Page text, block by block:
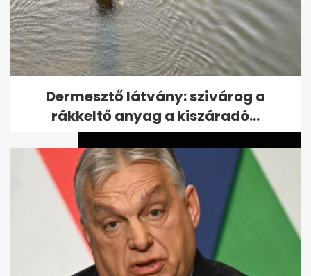
55 éves lett Csőre Gábor: a
szinkronszínész hangját
mindenki...
Dermesztő látvány: szivárog a
rákkeltő anyag a kiszáradó...